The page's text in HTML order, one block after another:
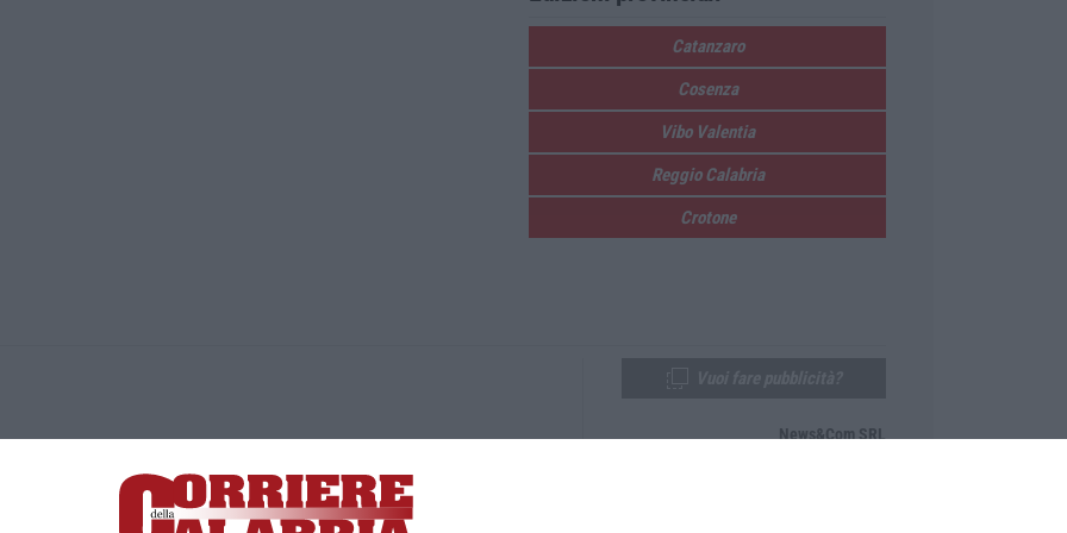
Catanzaro
Cosenza
Vibo Valentia
Reggio Calabria
Crotone
Lamezia Terme (CZ)
responsabile Paola Militano |Privacy
News&Com SRL